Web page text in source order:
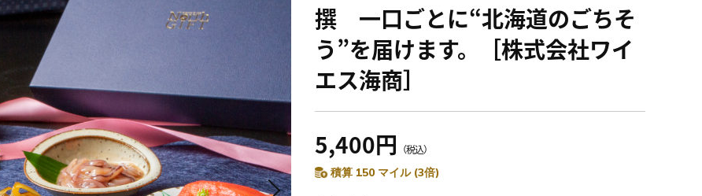
撰 一口ごとに“北海道のごちそ
う”を届けます。［株式会社ワイ
エス海商］
5,400円 （税込）
積算 150 マイル (3倍)